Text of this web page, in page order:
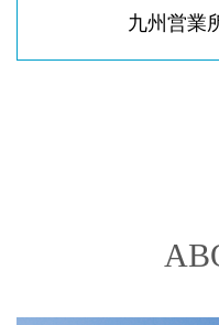
九州営業